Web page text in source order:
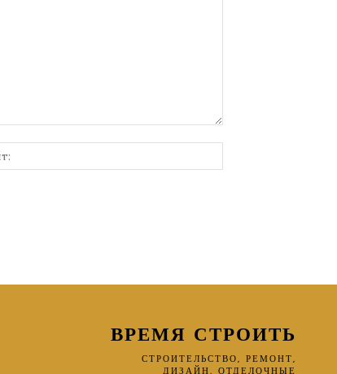
Сайт:
ВРЕМЯ СТРОИТЬ
СТРОИТЕЛЬСТВО, РЕМОНТ,
ДИЗАЙН, ОТДЕЛОЧНЫЕ